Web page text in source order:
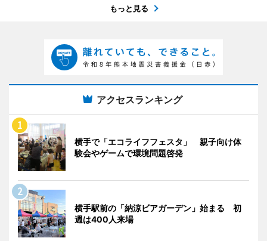
もっと見る
アクセスランキング
横手で「エコライフフェスタ」 親子向け体
験会やゲームで環境問題啓発
横手駅前の「納涼ビアガーデン」始まる 初
週は400人来場